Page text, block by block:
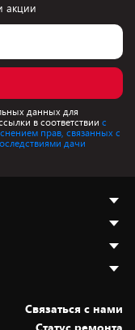
акции
данных для
в соответствии с
прав, связанных с
дачи
Cвязаться с нами